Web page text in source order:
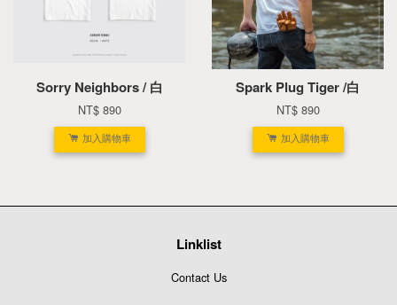
Sorry Neighbors / 白
NT$ 890
加入購物車
Spark Plug Tiger /白
NT$ 890
加入購物車
Linklist
Contact Us